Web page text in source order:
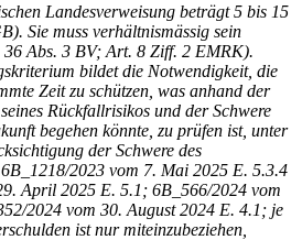
Landesverweisung beträgt 5 bis 15
Sie muss verhältnismässig sein
Abs. 3 BV; Art. 8 Ziff. 2 EMRK).
bildet die Notwendigkeit, die
Zeit zu schützen, was anhand der
Rückfallrisikos und der Schwere
begehen könnte, zu prüfen ist, unter
der Schwere des
2023 vom 7. Mai 2025 E. 5.3.4
April 2025 E. 5.1; 6B_566/2024 vom
2024 vom 30. August 2024 E. 4.1; je
ist nur miteinzubeziehen,